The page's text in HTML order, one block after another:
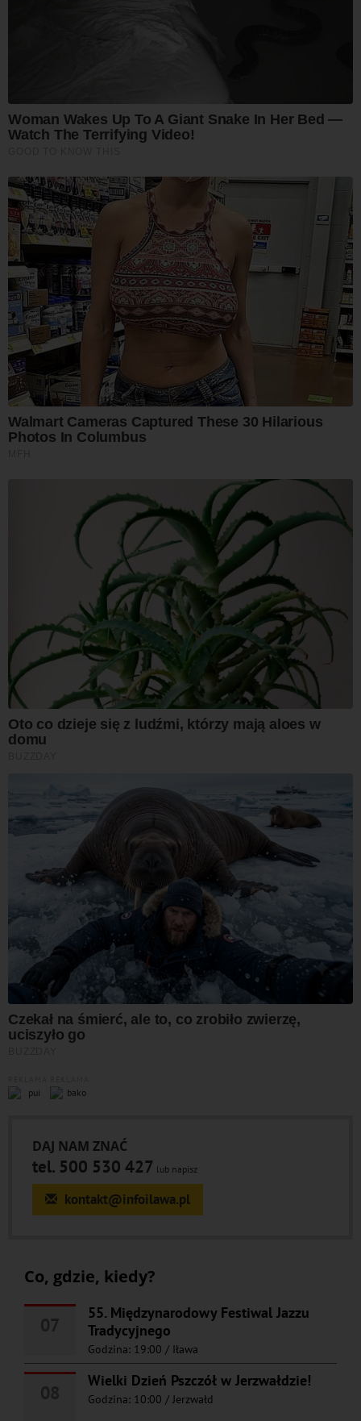
DAJ NAM ZNAĆ
tel. 500 530 427 lub napisz
kontakt@infoilawa.pl
Co, gdzie, kiedy?
55. Międzynarodowy Festiwal Jazzu
Tradycyjnego
Godzina: 19:00 / Iława
Wielki Dzień Pszczół w Jerzwałdzie!
Godzina: 10:00 / Jerzwałd